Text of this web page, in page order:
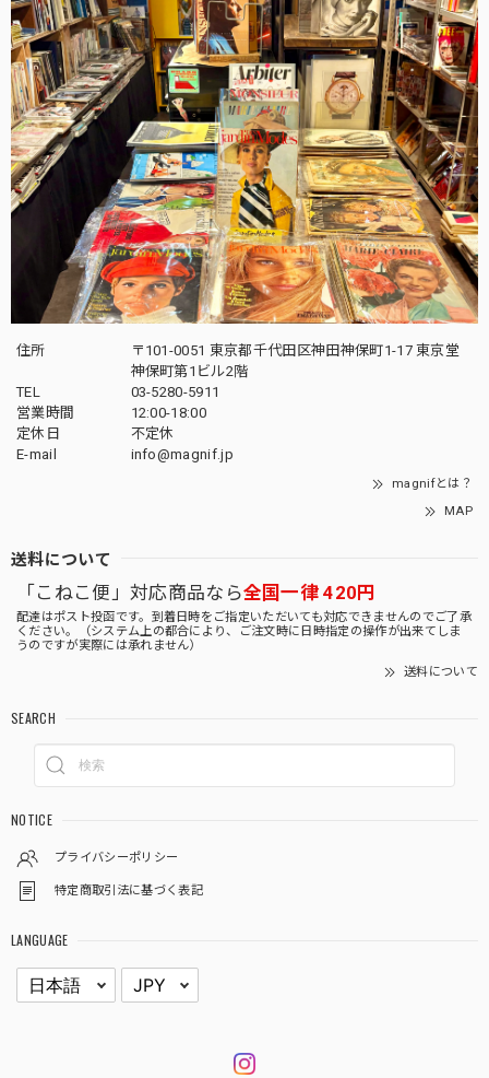
住所
〒101-0051 東京都千代田区神田神保町1-17 東京堂
神保町第1ビル2階
TEL
03-5280-5911
営業時間
12:00-18:00
定休日
不定休
E-mail
info@magnif.jp
magnifとは？
MAP
送料について
「こねこ便」対応商品なら全国一律 420円
配達はポスト投函です。到着日時をご指定いただいても対応できませんのでご了承
ください。（システム上の都合により、ご注文時に日時指定の操作が出来てしま
うのですが実際には承れません）
送料について
SEARCH
NOTICE
プライバシーポリシー
特定商取引法に基づく表記
LANGUAGE